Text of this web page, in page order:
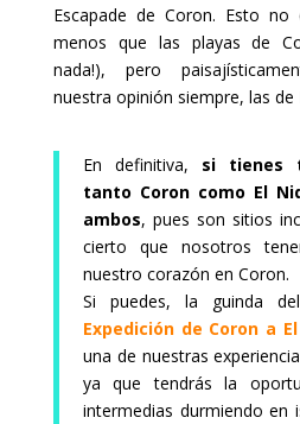
Escapade de Coron. Esto
menos que las playas de
nada!), pero
nuestra opinión siempre, las de
En definitiva, si tienes
tanto Coron como El
ambos, pues son sitios
cierto que nosotros
nuestro corazón en Coron.
Si puedes, la guinda
Expedición de Coron a
una de nuestras
ya que tendrás la
intermedias durmiendo en